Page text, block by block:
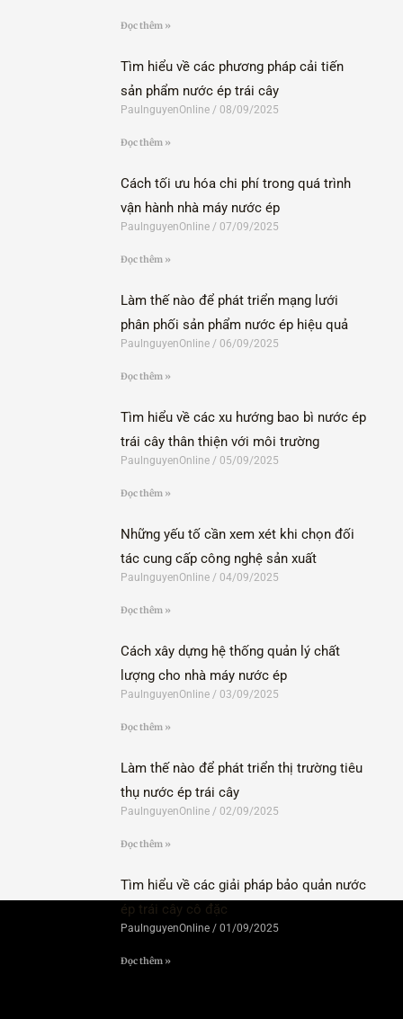
Đọc thêm »
Tìm hiểu về các phương pháp cải tiến
sản phẩm nước ép trái cây
PaulnguyenOnline 08/09/2025
Đọc thêm »
Cách tối ưu hóa chi phí trong quá trình
vận hành nhà máy nước ép
PaulnguyenOnline 07/09/2025
Đọc thêm »
Làm thế nào để phát triển mạng lưới
phân phối sản phẩm nước ép hiệu quả
PaulnguyenOnline 06/09/2025
Đọc thêm »
Tìm hiểu về các xu hướng bao bì nước ép
trái cây thân thiện với môi trường
PaulnguyenOnline 05/09/2025
Đọc thêm »
Những yếu tố cần xem xét khi chọn đối
tác cung cấp công nghệ sản xuất
PaulnguyenOnline 04/09/2025
Đọc thêm »
Cách xây dựng hệ thống quản lý chất
lượng cho nhà máy nước ép
PaulnguyenOnline 03/09/2025
Đọc thêm »
Làm thế nào để phát triển thị trường tiêu
thụ nước ép trái cây
PaulnguyenOnline 02/09/2025
Đọc thêm »
Tìm hiểu về các giải pháp bảo quản nước
ép trái cây cô đặc
PaulnguyenOnline 01/09/2025
Đọc thêm »